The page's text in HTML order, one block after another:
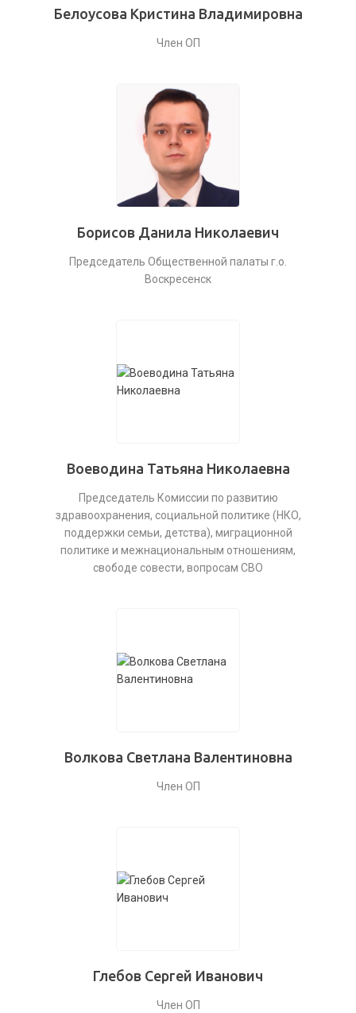
Белоусова Кристина Владимировна
Член ОП
Борисов Данила Николаевич
Председатель Общественной палаты г.о.
Воскресенск
Воеводина Татьяна Николаевна
Председатель Комиссии по развитию
здравоохранения, социальной политике (НКО,
поддержки семьи, детства), миграционной
политике и межнациональным отношениям,
свободе совести, вопросам СВО
Волкова Светлана Валентиновна
Член ОП
Глебов Сергей Иванович
Член ОП